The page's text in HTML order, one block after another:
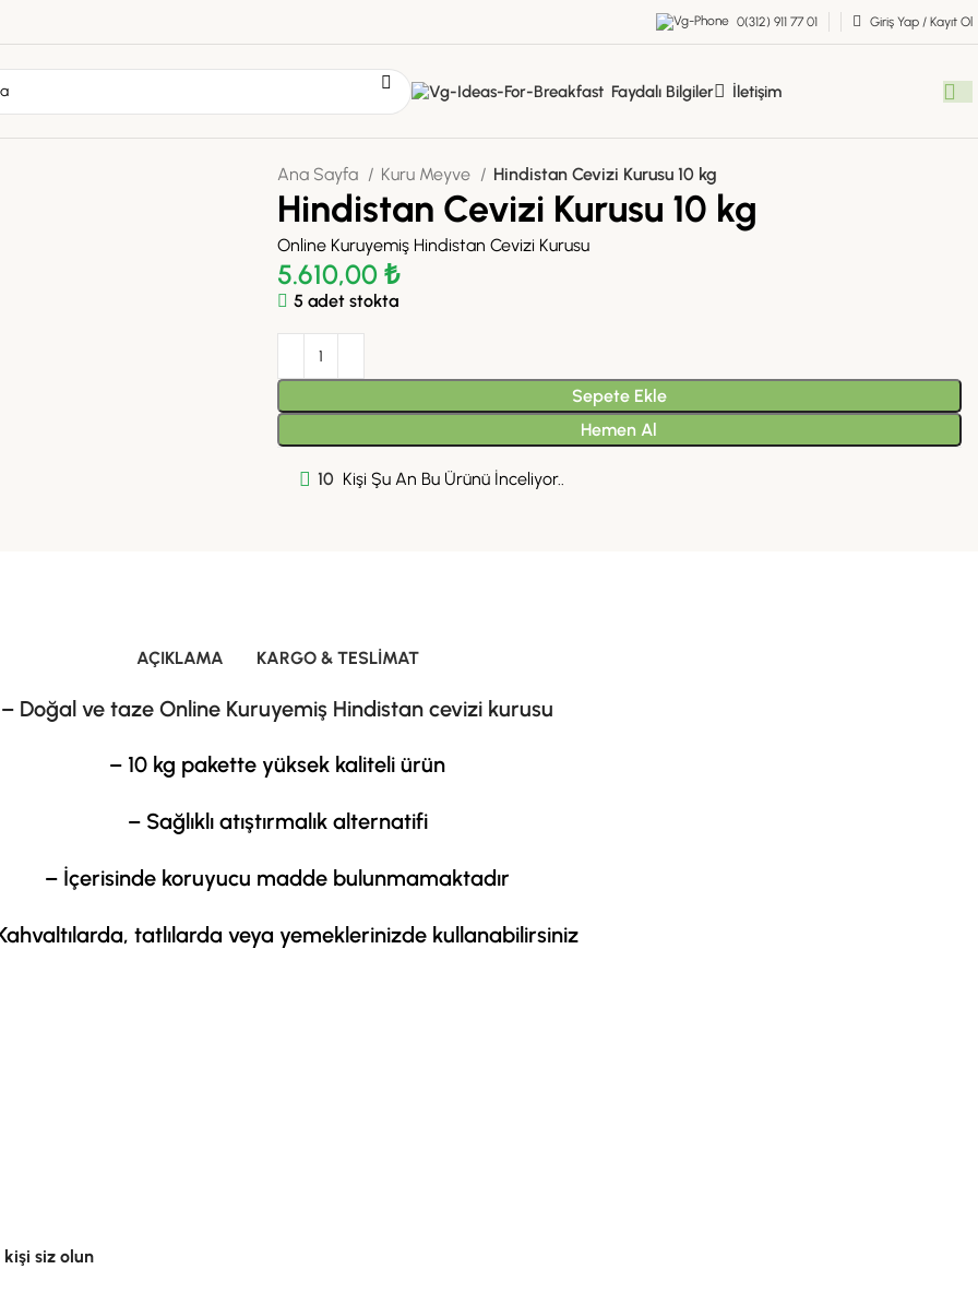
0(312) 911 77 01 Giriş Yap / Kayıt Ol
Faydalı Bilgiler İletişim
Ana Sayfa Kuru Meyve Hindistan Cevizi Kurusu 10 kg
Hindistan Cevizi Kurusu 10 kg
Online Kuruyemiş Hindistan Cevizi Kurusu
5.610,00 ₺
5 adet stokta
Sepete Ekle
Hemen Al
10 Kişi Şu An Bu Ürünü İnceliyor..
AÇIKLAMA KARGO & TESLIMAT
– Doğal ve taze Online Kuruyemiş Hindistan cevizi kurusu
– 10 kg pakette yüksek kaliteli ürün
– Sağlıklı atıştırmalık alternatifi
– İçerisinde koruyucu madde bulunmamaktadır
tatlılarda veya yemeklerinizde kullanabilirsiniz
siz olun